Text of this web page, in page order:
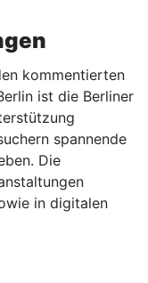
kommentierten
ist die Berliner
spannende
Die
in digitalen